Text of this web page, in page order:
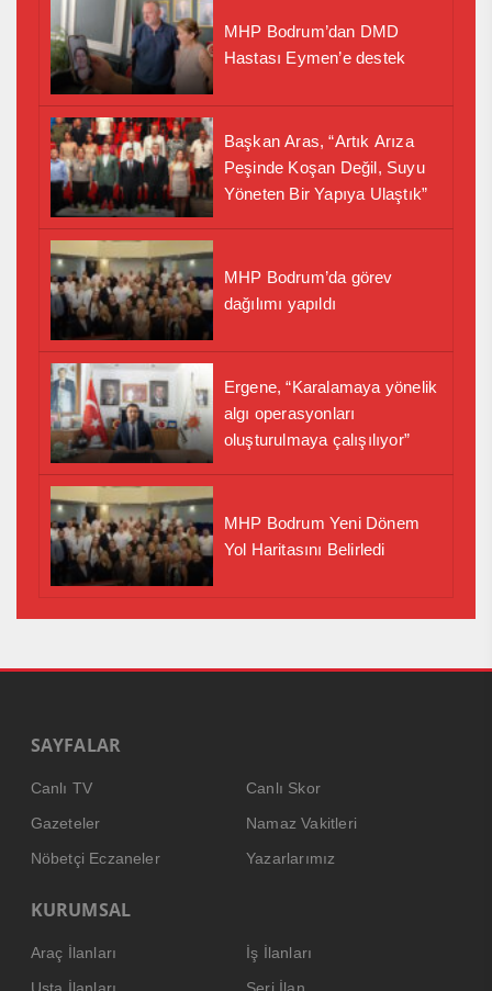
MHP Bodrum’dan DMD
Hastası Eymen’e destek
Başkan Aras, “Artık Arıza
Peşinde Koşan Değil, Suyu
Yöneten Bir Yapıya Ulaştık”
MHP Bodrum’da görev
dağılımı yapıldı
Ergene, “Karalamaya yönelik
algı operasyonları
oluşturulmaya çalışılıyor”
MHP Bodrum Yeni Dönem
Yol Haritasını Belirledi
SAYFALAR
Canlı TV
Canlı Skor
Gazeteler
Namaz Vakitleri
Nöbetçi Eczaneler
Yazarlarımız
KURUMSAL
Araç İlanları
İş İlanları